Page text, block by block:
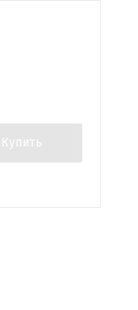
Купить